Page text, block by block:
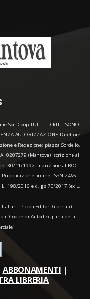
Soc. Coop TUTTI I DIRITTI SONO
AUTORIZZAZIONE Direttore
e Redazione: piazza Sordello,
0207279 (Mantova) iscrizione al
30/11/1992 - iscrizione al ROC:
online: ISSN 2465-
198/2016 e d.lgs 70/2017 (ex L.
Italiana Piccoli Editori Giornali),
il Codice di Autodisciplina della
ABBONAMENTI |
LIBRERIA